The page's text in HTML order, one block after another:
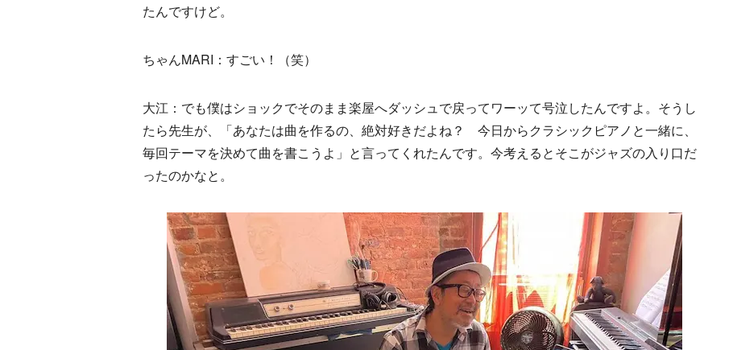
たんですけど。
ちゃんMARI：すごい！（笑）
大江：でも僕はショックでそのまま楽屋へダッシュで戻ってワーッて号泣したんですよ。そうし
たら先生が、「あなたは曲を作るの、絶対好きだよね？ 今日からクラシックピアノと一緒に、
毎回テーマを決めて曲を書こうよ」と言ってくれたんです。今考えるとそこがジャズの入り口だ
ったのかなと。